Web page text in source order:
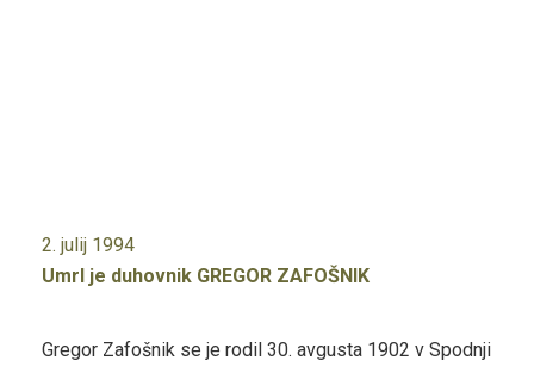
2. julij 1994
Umrl je duhovnik GREGOR ZAFOŠNIK
Gregor Zafošnik se je rodil 30. avgusta 1902 v Spodnji